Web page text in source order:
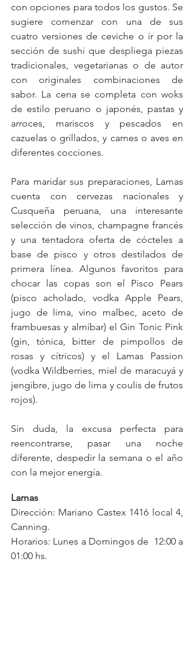
con opciones para todos los gustos. Se
sugiere comenzar con una de sus
cuatro versiones de ceviche o ir por la
sección de sushi que despliega piezas
tradicionales, vegetarianas o de autor
con originales combinaciones de
sabor. La cena se completa con woks
de estilo peruano o japonés, pastas y
arroces, mariscos y pescados en
cazuelas o grillados, y carnes o aves en
diferentes cocciones.
Para maridar sus preparaciones, Lamas
cuenta con cervezas nacionales y
Cusqueña peruana, una interesante
selección de vinos, champagne francés
y una tentadora oferta de cócteles a
base de pisco y otros destilados de
primera línea. Algunos favoritos para
chocar las copas son el Pisco Pears
(pisco acholado, vodka Apple Pears,
jugo de lima, vino malbec, aceto de
frambuesas y almíbar) el Gin Tonic Pink
(gin, tónica, bitter de pimpollos de
rosas y cítricos) y el Lamas Passion
(vodka Wildberries, miel de maracuyá y
jengibre, jugo de lima y coulis de frutos
rojos).
Sin duda, la excusa perfecta para
reencontrarse, pasar una noche
diferente, despedir la semana o el año
con la mejor energía.
Lamas
Dirección: Mariano Castex 1416 local 4,
Canning.
Horarios: Lunes a Domingos de  12:00 a
01:00 hs.